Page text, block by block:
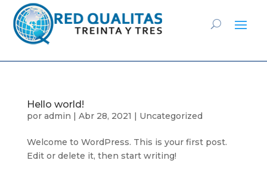
Hello world!
por admin Abr 28, 2021 Uncategorized
Welcome to WordPress. This is your first post.
Edit or delete it, then start writing!